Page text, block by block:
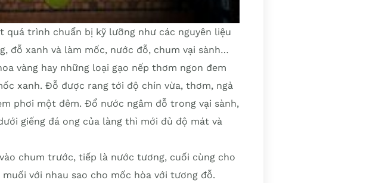
trình chuẩn bị kỹ lưỡng như các nguyên liệu
đỗ xanh và làm mốc, nước đỗ, chum vại sành…
vàng hay những loại gạo nếp thơm ngon đem
xanh. Đỗ được rang tới độ chín vừa, thơm, ngả
phơi một đêm. Đổ nước ngâm đỗ trong vại sành,
giếng đá ong của làng thì mới đủ độ mát và
chum trước, tiếp là nước tương, cuối cùng cho
với nhau sao cho mốc hòa với tương đỗ.